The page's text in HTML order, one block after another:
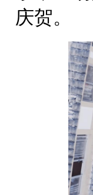
庆贺。